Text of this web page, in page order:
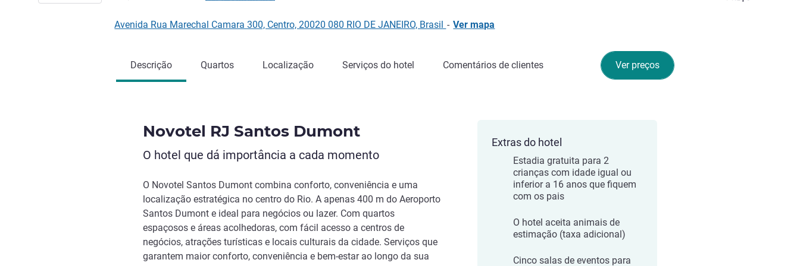
Avenida Rua Marechal Camara 300, Centro, 20020 080 RIO DE JANEIRO, Brasil - Ver mapa
Ver preços
Descrição Quartos Localização Serviços do hotel Comentários de clientes
Novotel RJ Santos Dumont
O hotel que dá importância a cada momento
O Novotel Santos Dumont combina conforto, conveniência e uma
localização estratégica no centro do Rio. A apenas 400 m do Aeroporto
Santos Dumont e ideal para negócios ou lazer. Com quartos
espaçosos e áreas acolhedoras, com fácil acesso a centros de
negócios, atrações turísticas e locais culturais da cidade. Serviços que
garantem maior conforto, conveniência e bem-estar ao longo da sua
Extras do hotel
Estadia gratuita para 2
crianças com idade igual ou
inferior a 16 anos que fiquem
com os pais
O hotel aceita animais de
estimação (taxa adicional)
Cinco salas de eventos para